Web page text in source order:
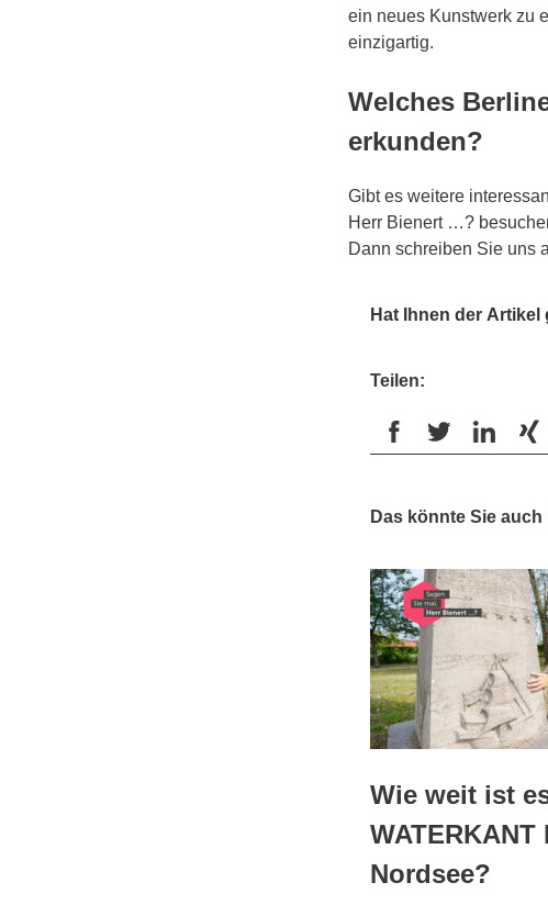
ein neues Kunstwerk zu
einzigartig.
Welches
erkunden?
Gibt es weitere
Herr Bienert …?
Dann schreiben Sie uns
Hat Ihnen der Artikel
Teilen:
Das könnte Sie
Wie weit ist
Nordsee?